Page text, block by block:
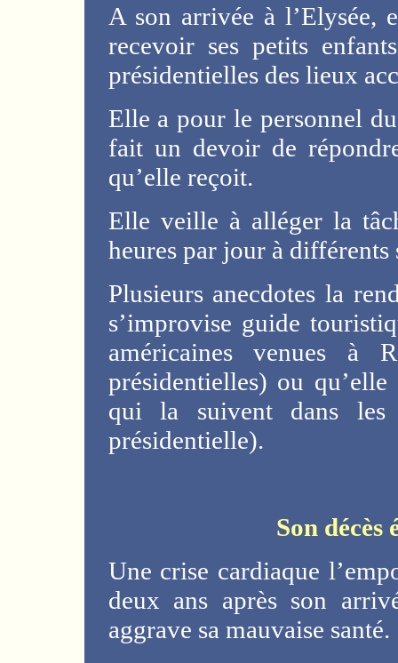
A son arrivée à l’Elysée,
recevoir ses petits
présidentielles des lieux
Elle a pour le personnel
fait un devoir de
qu’elle reçoit.
Elle veille à alléger la
heures par jour à différents
Plusieurs anecdotes la
s’improvise guide
américaines venues à
présidentielles) ou
qui la suivent dans les
présidentielle).
Son décès
Une crise cardiaque
deux ans après son
aggrave sa mauvaise santé.